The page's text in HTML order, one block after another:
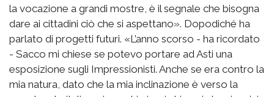
la vocazione a grandi mostre, è il segnale che bisogna
dare ai cittadini ciò che si aspettano». Dopodiché ha
parlato di progetti futuri. «L’anno scorso - ha ricordato
- Sacco mi chiese se potevo portare ad Asti una
esposizione sugli Impressionisti. Anche se era contro la
mia natura, dato che la mia inclinazione è verso la